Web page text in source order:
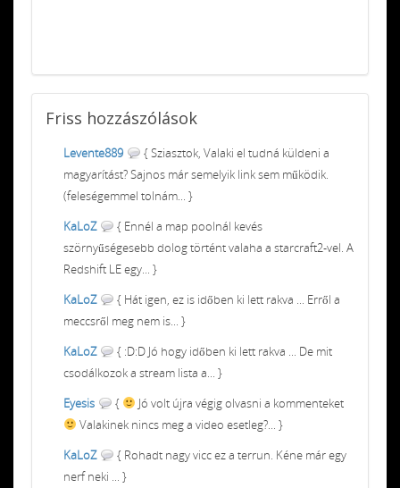
Friss hozzászólások
Levente889
{ Sziasztok, Valaki el tudná küldeni a
magyarítást? Sajnos már semelyik link sem működik.
(feleségemmel tolnám... }
KaLoZ
{ Ennél a map poolnál kevés
szörnyűségesebb dolog történt valaha a starcraft2-vel. A
Redshift LE egy... }
KaLoZ
{ Hát igen, ez is időben ki lett rakva ... Erről a
meccsről meg nem is... }
KaLoZ
{ :D:D Jó hogy időben ki lett rakva ... De mit
csodálkozok a stream lista a... }
Eyesis
{
Jó volt újra végig olvasni a kommenteket
Valakinek nincs meg a video esetleg?... }
KaLoZ
{ Rohadt nagy vicc ez a terrun. Kéne már egy
nerf neki ... }